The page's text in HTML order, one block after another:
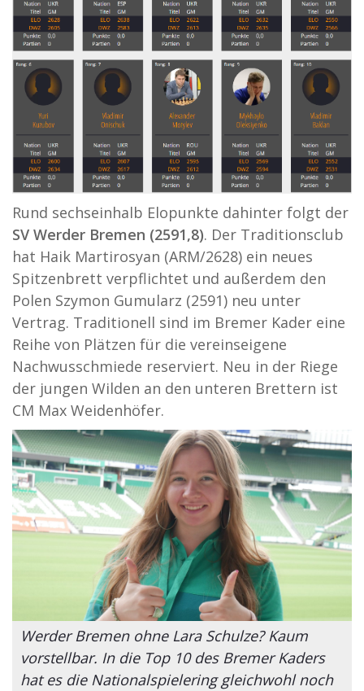
Rund sechseinhalb Elopunkte dahinter folgt der
SV Werder Bremen (2591,8). Der Traditionsclub
hat Haik Martirosyan (ARM/2628) ein neues
Spitzenbrett verpflichtet und außerdem den
Polen Szymon Gumularz (2591) neu unter
Vertrag. Traditionell sind im Bremer Kader eine
Reihe von Plätzen für die vereinseigene
Nachwusschmiede reserviert. Neu in der Riege
der jungen Wilden an den unteren Brettern ist
CM Max Weidenhöfer.
Werder Bremen ohne Lara Schulze? Kaum
vorstellbar. In die Top 10 des Bremer Kaders
hat es die Nationalspielering gleichwohl noch